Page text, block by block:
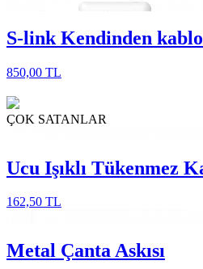
S-link Kendinden
850,00 TL
ÇOK SATANLAR
Ucu Işıklı Tükenmez
162,50 TL
Metal Çanta Askısı